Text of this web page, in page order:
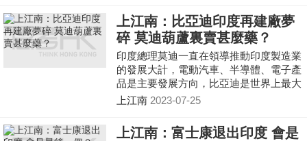
服務等，涉及項目達七千多個，整體預算
高達二萬億盧比（約1,900億港元）。
上江南：比亞迪印度再建廠夢
碎 莫迪葫蘆裏賣甚麼藥？
印度總理莫迪一直在領導推動印度製造業
的發展大計，電動汽車、半導體、電子產
品是主要發展方向，比亞迪是世界上最大
的電動汽車生產、銷售商，如果拒絕了比
呢？
上江南 2023-07-25
上江南：富士康退出印度 會是